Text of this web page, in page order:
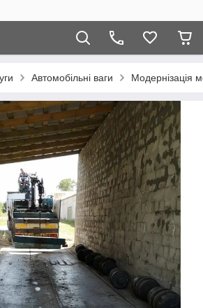
Автомобільні ваги Модернізація